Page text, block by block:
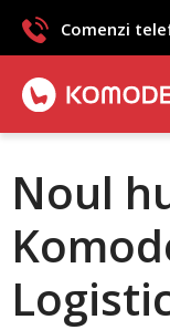
Comenzi
Noul